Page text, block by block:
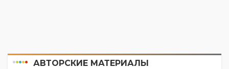
АВТОРСКИЕ МАТЕРИАЛЫ